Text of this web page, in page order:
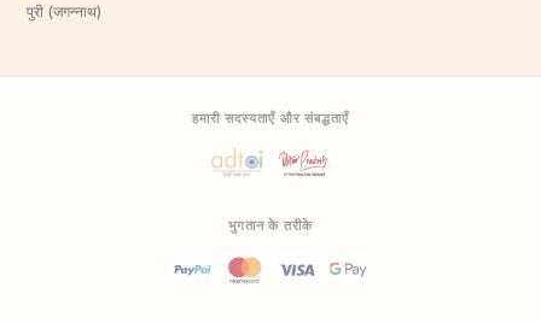
पुरी (जगन्नाथ)
हमारी सदस्यताएँ और संबद्धताएँ
भुगतान के तरीके